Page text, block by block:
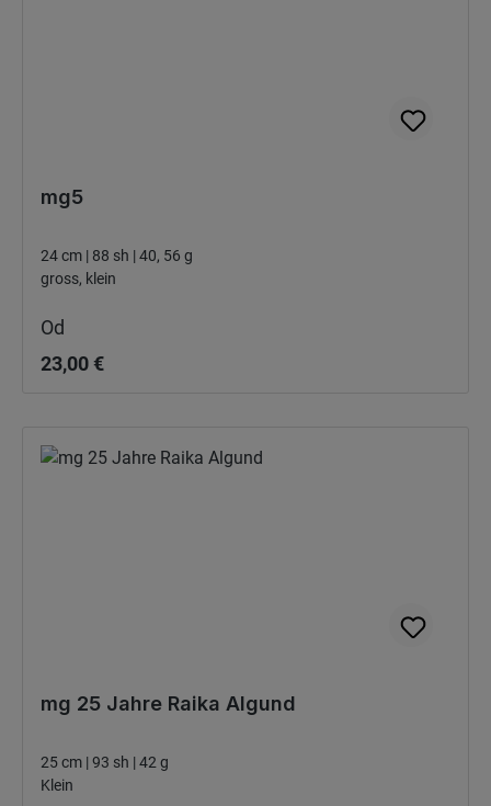
mg5
24 cm | 88 sh | 40, 56 g
gross, klein
Od
23,00 €
mg 25 Jahre Raika Algund
25 cm | 93 sh | 42 g
Klein